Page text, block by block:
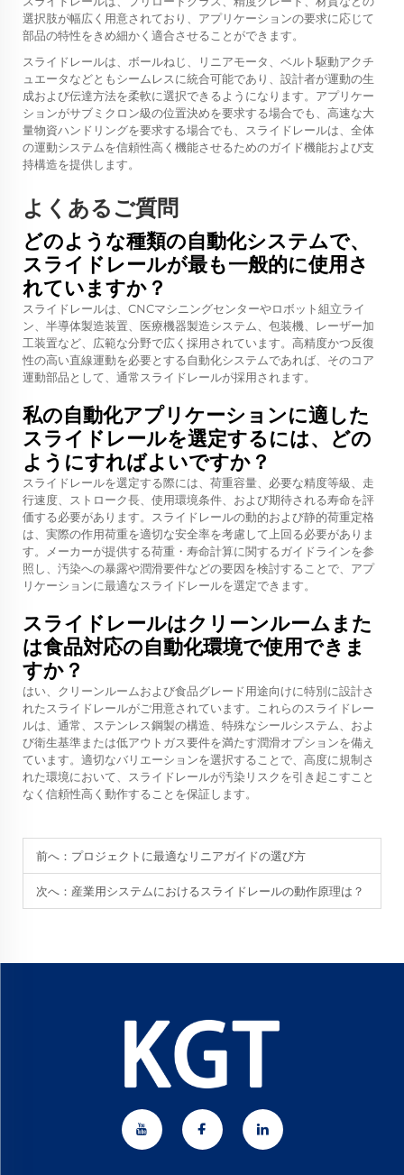
選択肢が幅広く用意されており、アプリケーションの要求に応じて
部品の特性をきめ細かく適合させることができます。
スライドレールは、ボールねじ、リニアモータ、ベルト駆動アクチ
ュエータなどともシームレスに統合可能であり、設計者が運動の生
成および伝達方法を柔軟に選択できるようになります。アプリケー
ションがサブミクロン級の位置決めを要求する場合でも、高速な大
量物資ハンドリングを要求する場合でも、スライドレールは、全体
の運動システムを信頼性高く機能させるためのガイド機能および支
持構造を提供します。
よくあるご質問
どのような種類の自動化システムで、
スライドレールが最も一般的に使用さ
れていますか？
スライドレールは、CNCマシニングセンターやロボット組立ライ
ン、半導体製造装置、医療機器製造システム、包装機、レーザー加
工装置など、広範な分野で広く採用されています。高精度かつ反復
性の高い直線運動を必要とする自動化システムであれば、そのコア
運動部品として、通常スライドレールが採用されます。
私の自動化アプリケーションに適した
スライドレールを選定するには、どの
ようにすればよいですか？
スライドレールを選定する際には、荷重容量、必要な精度等級、走
行速度、ストローク長、使用環境条件、および期待される寿命を評
価する必要があります。スライドレールの動的および静的荷重定格
は、実際の作用荷重を適切な安全率を考慮して上回る必要がありま
す。メーカーが提供する荷重・寿命計算に関するガイドラインを参
照し、汚染への暴露や潤滑要件などの要因を検討することで、アプ
リケーションに最適なスライドレールを選定できます。
スライドレールはクリーンルームまた
は食品対応の自動化環境で使用できま
すか？
はい、クリーンルームおよび食品グレード用途向けに特別に設計さ
れたスライドレールがご用意されています。これらのスライドレー
ルは、通常、ステンレス鋼製の構造、特殊なシールシステム、およ
び衛生基準または低アウトガス要件を満たす潤滑オプションを備え
ています。適切なバリエーションを選択することで、高度に規制さ
れた環境において、スライドレールが汚染リスクを引き起こすこと
なく信頼性高く動作することを保証します。
前へ： プロジェクトに最適なリニアガイドの選び方
次へ： 産業用システムにおけるスライドレールの動作原理は？